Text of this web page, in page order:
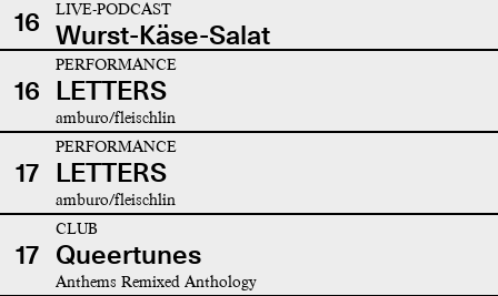
16 LIVE-PODCAST
Wurst-Käse-Salat
16
PERFORMANCE
LETTERS
amburo/fleischlin
17
PERFORMANCE
LETTERS
amburo/fleischlin
17
CLUB
Queertunes
Anthems Remixed Anthology